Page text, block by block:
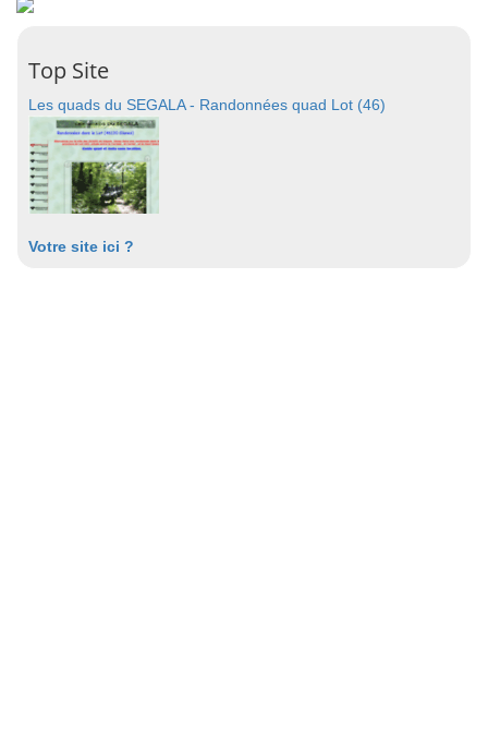
Top Site
Les quads du SEGALA - Randonnées quad Lot (46)
Votre site ici ?